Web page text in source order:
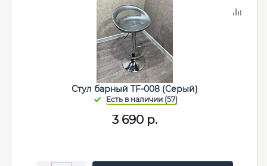
Стул барный TF-008 (Серый)
3 690 р.